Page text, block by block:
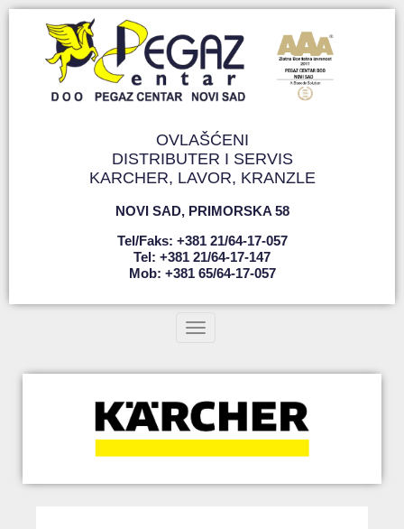
OVLAŠĆENI
DISTRIBUTER I SERVIS
KARCHER, LAVOR, KRANZLE
NOVI SAD, PRIMORSKA 58
Tel/faks: +381 21/64-17-057
Tel: +381 21/64-17-147
Mob: +381 65/64-17-057
Toggle navigation